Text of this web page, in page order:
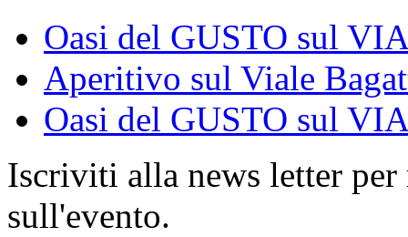
Oasi del GUSTO sul
Aperitivo sul Viale
Oasi del GUSTO sul
Iscriviti alla news letter
sull'evento.